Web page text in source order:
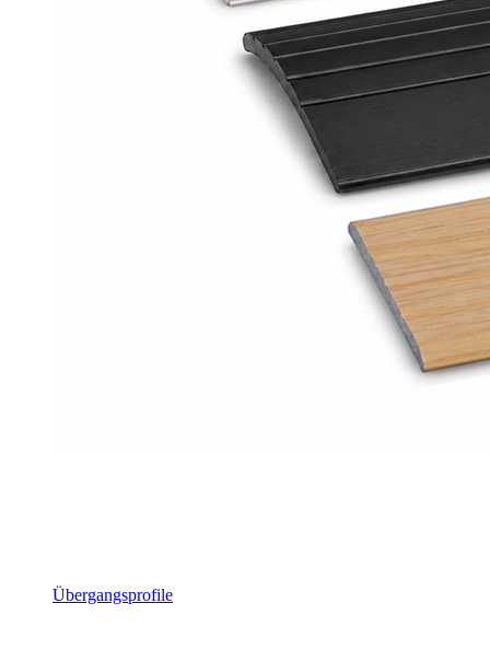
Übergangsprofile